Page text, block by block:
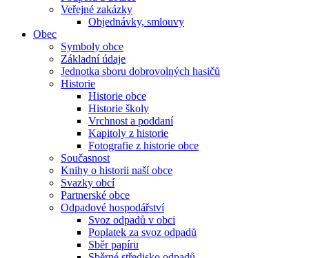
Veřejné zakázky
Objednávky, smlouvy
Obec
Symboly obce
Základní údaje
Jednotka sboru dobrovolných hasičů
Historie
Historie obce
Historie školy
Vrchnost a poddaní
Kapitoly z historie
Fotografie z historie obce
Současnost
Knihy o historii naší obce
Svazky obcí
Partnerské obce
Odpadové hospodářství
Svoz odpadů v obci
Poplatek za svoz odpadů
Sběr papíru